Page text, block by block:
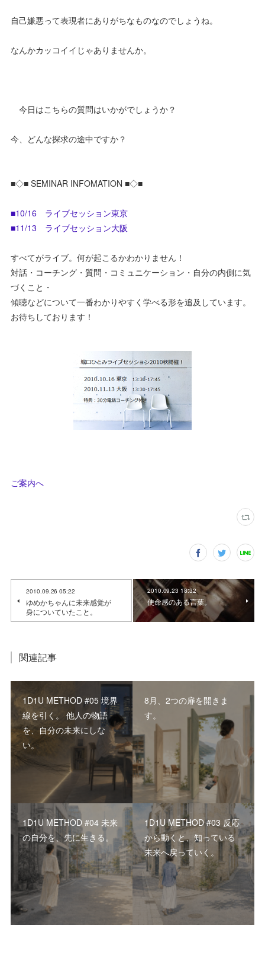
自己嫌悪って表現者にありがちなものなのでしょうね。
なんかカッコイイじゃありませんか。
今日はこちらの質問はいかがでしょうか？
今、どんな探求の途中ですか？
■◇■ SEMINAR INFOMATION ■◇■
■10/16 ライブセッション東京
■11/13 ライブセッション大阪
すべてがライブ。何が起こるかわかりません！
対話・コーチング・質問・コミュニケーション・自分の内側に気
づくこと・
傾聴などについて一番わかりやすく学べる形を追及しています。
お待ちしております！
ご案内へ
2010.09.26 05:22
ゆめかちゃんに未来感覚が
身についていたこと。
2010.09.23 18:32
使命感のある言葉。
関連記事
1D1U METHOD #05 境界
線を引く。 他人の物語
を、自分の未来にしな
い。
8月、2つの扉を開きま
す。
1D1U METHOD #04 未来
の自分を、先に生きる。
1D1U METHOD #03 反応
から動くと、知っている
未来へ戻っていく。